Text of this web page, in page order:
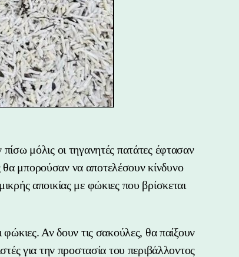
μόλις οι τηγανητές πατάτες έφτασαν
μπορούσαν να αποτελέσουν κίνδυνο
αποικίας με φώκιες που βρίσκεται
Αν δουν τις σακούλες, θα παίξουν
για την προστασία του περιβάλλοντος